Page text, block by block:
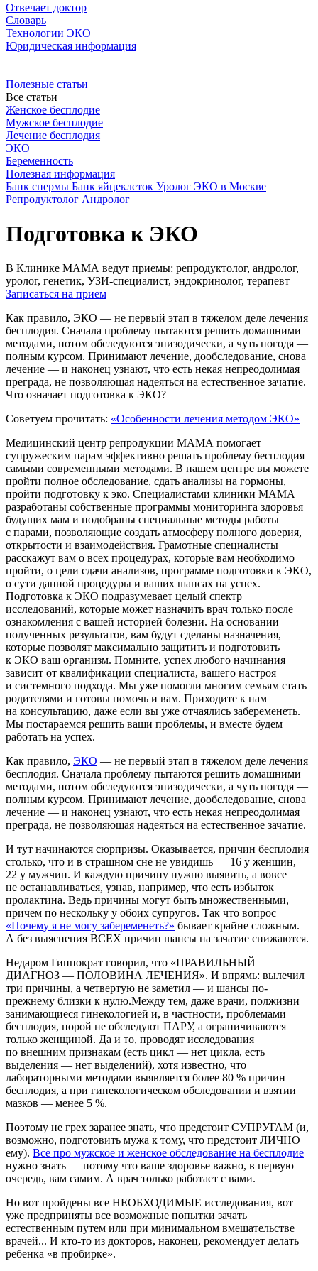
Отвечает доктор
Словарь
Технологии ЭКО
Юридическая информация
Полезные статьи
Все статьи
Женское бесплодие
Мужское бесплодие
Лечение бесплодия
ЭКО
Беременность
Полезная информация
Банк спермы Банк яйцеклеток Уролог ЭКО в Москве
Репродуктолог Андролог
Подготовка к ЭКО
В Клинике МАМА ведут приемы: репродуктолог, андролог,
уролог, генетик, УЗИ-специалист, эндокринолог, терапевт
Записаться на прием
Как правило, ЭКО — не первый этап в тяжелом деле лечения
бесплодия. Сначала проблему пытаются решить домашними
методами, потом обследуются эпизодически, а чуть погодя —
полным курсом. Принимают лечение, дообследование, снова
лечение — и наконец узнают, что есть некая непреодолимая
преграда, не позволяющая надеяться на естественное зачатие.
Что означает подготовка к ЭКО?
Советуем прочитать: «Особенности лечения методом ЭКО»
Медицинский центр репродукции МАМА помогает
супружеским парам эффективно решать проблему бесплодия
самыми современными методами. В нашем центре вы можете
пройти полное обследование, сдать анализы на гормоны,
пройти подготовку к эко. Специалистами клиники МАМА
разработаны собственные программы мониторинга здоровья
будущих мам и подобраны специальные методы работы
с парами, позволяющие создать атмосферу полного доверия,
открытости и взаимодействия. Грамотные специалисты
расскажут вам о всех процедурах, которые вам необходимо
пройти, о цели сдачи анализов, программе подготовки к ЭКО,
о сути данной процедуры и ваших шансах на успех.
Подготовка к ЭКО подразумевает целый спектр
исследований, которые может назначить врач только после
ознакомления с вашей историей болезни. На основании
полученных результатов, вам будут сделаны назначения,
которые позволят максимально защитить и подготовить
к ЭКО ваш организм. Помните, успех любого начинания
зависит от квалификации специалиста, вашего настроя
и системного подхода. Мы уже помогли многим семьям стать
родителями и готовы помочь и вам. Приходите к нам
на консультацию, даже если вы уже отчаялись забеременеть.
Мы постараемся решить ваши проблемы, и вместе будем
работать на успех.
Как правило, ЭКО — не первый этап в тяжелом деле лечения
бесплодия. Сначала проблему пытаются решить домашними
методами, потом обследуются эпизодически, а чуть погодя —
полным курсом. Принимают лечение, дообследование, снова
лечение — и наконец узнают, что есть некая непреодолимая
преграда, не позволяющая надеяться на естественное зачатие.
И тут начинаются сюрпризы. Оказывается, причин бесплодия
столько, что и в страшном сне не увидишь — 16 у женщин,
22 у мужчин. И каждую причину нужно выявить, а вовсе
не останавливаться, узнав, например, что есть избыток
пролактина. Ведь причины могут быть множественными,
причем по нескольку у обоих супругов. Так что вопрос
«Почему я не могу забеременеть?» бывает крайне сложным.
А без выяснения ВСЕХ причин шансы на зачатие снижаются.
Недаром Гиппократ говорил, что «ПРАВИЛЬНЫЙ
ДИАГНОЗ — ПОЛОВИНА ЛЕЧЕНИЯ». И впрямь: вылечил
три причины, а четвертую не заметил — и шансы по-
прежнему близки к нулю.Между тем, даже врачи, полжизни
занимающиеся гинекологией и, в частности, проблемами
бесплодия, порой не обследуют ПАРУ, а ограничиваются
только женщиной. Да и то, проводят исследования
по внешним признакам (есть цикл — нет цикла, есть
выделения — нет выделений), хотя известно, что
лабораторными методами выявляется более 80 % причин
бесплодия, а при гинекологическом обследовании и взятии
мазков — менее 5 %.
Поэтому не грех заранее знать, что предстоит СУПРУГАМ (и,
возможно, подготовить мужа к тому, что предстоит ЛИЧНО
ему). Все про мужское и женское обследование на бесплодие
нужно знать — потому что ваше здоровье важно, в первую
очередь, вам самим. А врач только работает с вами.
Но вот пройдены все НЕОБХОДИМЫЕ исследования, вот
уже предприняты все возможные попытки зачать
естественным путем или при минимальном вмешательстве
врачей... И кто-то из докторов, наконец, рекомендует делать
ребенка «в пробирке».